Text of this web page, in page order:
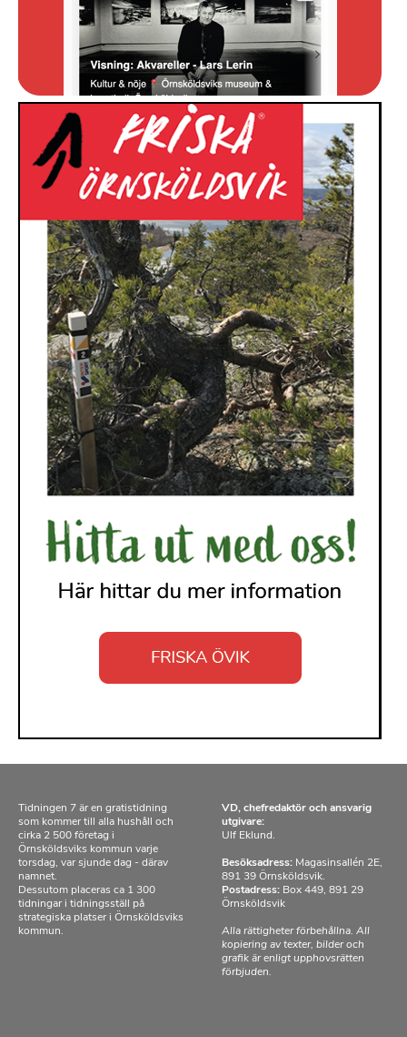
Tidningen 7 är en gratistidning
som kommer till alla hushåll och
cirka 2 500 företag i
Örnsköldsviks kommun varje
torsdag, var sjunde dag - därav
namnet.
Dessutom placeras ca 1 300
tidningar i tidningsställ på
strategiska platser i Örnsköldsviks
kommun.
VD, chefredaktör och ansvarig
utgivare:
Ulf Eklund.
Besöksadress: Magasinsallén 2E,
891 39 Örnsköldsvik.
Postadress: Box 449, 891 29
Örnsköldsvik
Alla rättigheter förbehållna. All
kopiering av texter, bilder och
grafik är enligt upphovsrätten
förbjuden.